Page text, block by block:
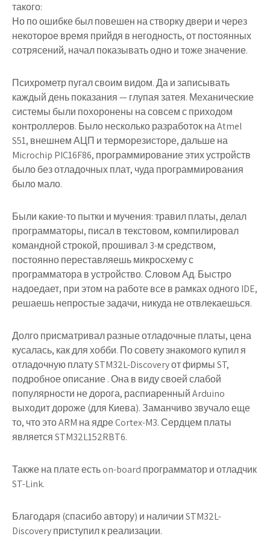
такого:
Но по ошибке был повешен на створку двери и через
некоторое время прийдя в негодность, от постоянных
сотрясений, начал показывать одно и тоже значение.
Психрометр пугал своим видом. Да и записывать
каждый день показания — глупая затея. Механические
системы были похоронены на совсем с приходом
контроллеров. Было несколько разработок на Atmel
S51, внешнем АЦП и терморезисторе, дальше на
Microchip PIC16F86, программирование этих устройств
было без отладочных плат, чуда программирования
было мало.
Были какие-то пытки и мучения: травил платы, делал
программаторы, писал в текстовом, компилировал
командной строкой, прошивал 3-м средством,
постоянно переставляешь микросхему с
программатора в устройство. Словом Ад. Быстро
надоедает, при этом на работе все в рамках одного IDE,
решаешь непростые задачи, никуда не отвлекаешься.
Долго присматривал разные отладочные платы, цена
кусалась, как для хобби. По совету знакомого купил я
отладочную плату STM32L-Discovery от фирмы ST,
подробное описание . Она в виду своей слабой
популярности не дорога, распиаренный Arduino
выходит дороже (для Киева). Заманчиво звучало еще
то, что это ARM на ядре Cortex-M3. Сердцем платы
является STM32L152RBT6.
Также на плате есть on-board программатор и отладчик
ST-Link.
Благодаря (спасибо автору) и наличии STM32L-
Discovery приступил к реализации.